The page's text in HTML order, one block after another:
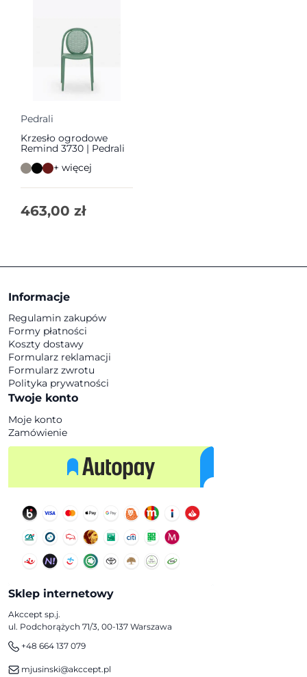
Pedrali
Krzesło ogrodowe
Remind 3730 | Pedrali
+ więcej
463,00 zł
Informacje
Regulamin zakupów
Formy płatności
Koszty dostawy
Formularz reklamacji
Formularz zwrotu
Polityka prywatności
Twoje konto
Moje konto
Zamówienie
Sklep internetowy
Akccept sp.j.
ul. Podchorążych 71/3, 00-137 Warszawa
+48 664 137 079
mjusinski@akccept.pl